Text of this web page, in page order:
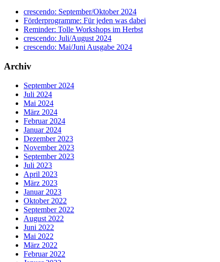
crescendo: September/Oktober 2024
Förderprogramme: Für jeden was dabei
Reminder: Tolle Workshops im Herbst
crescendo: Juli/August 2024
crescendo: Mai/Juni Ausgabe 2024
Archiv
September 2024
Juli 2024
Mai 2024
März 2024
Februar 2024
Januar 2024
Dezember 2023
November 2023
September 2023
Juli 2023
April 2023
März 2023
Januar 2023
Oktober 2022
September 2022
August 2022
Juni 2022
Mai 2022
März 2022
Februar 2022